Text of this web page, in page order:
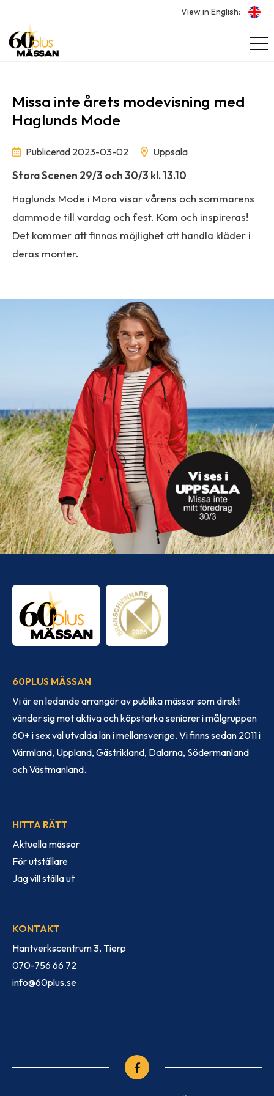
View in English:
Missa inte årets modevisning med
Haglunds Mode
Publicerad 2023-03-02 Uppsala
Stora Scenen 29/3 och 30/3 kl. 13.10
Haglunds Mode i Mora visar vårens och sommarens
dammode till vardag och fest. Kom och inspireras!
Det kommer att finnas möjlighet att handla kläder i
deras monter.
60PLUS MÄSSAN
Vi är en ledande arrangör av publika mässor som direkt
vänder sig mot aktiva och köpstarka seniorer i målgruppen
60+ i sex väl utvalda län i mellansverige. Vi finns sedan 2011 i
Värmland, Uppland, Gästrikland, Dalarna, Södermanland
och Västmanland.
HITTA RÄTT
Aktuella mässor
För utställare
Jag vill ställa ut
KONTAKT
Hantverkscentrum 3, Tierp
070-756 66 72
info@60plus.se